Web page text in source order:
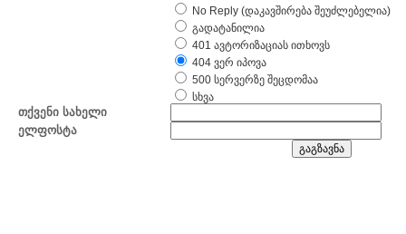
No Reply (დაკავშირება შეუძლებელია)
გადატანილია
401 ავტორიზაციას ითხოვს
404 ვერ იპოვა
500 სერვერზე შეცდომაა
სხვა
თქვენი სახელი
ელფოსტა